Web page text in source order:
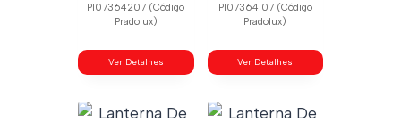
Pl07364207 (Código
Pradolux)
Ver Detalhes
Pl07364107 (Código
Pradolux)
Ver Detalhes